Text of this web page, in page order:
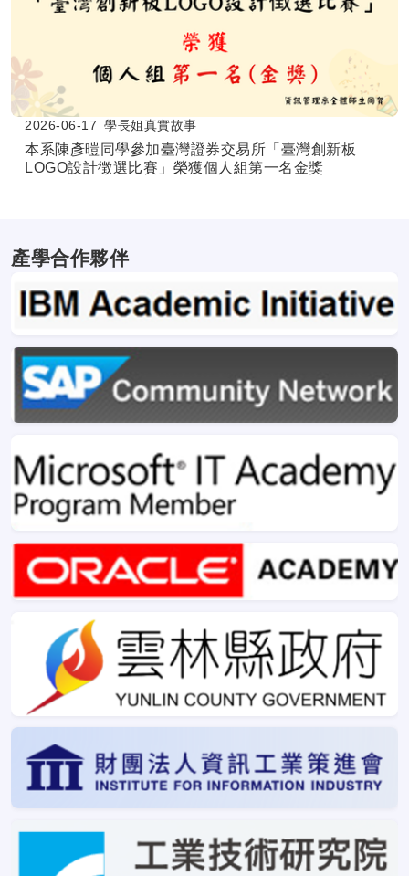
2026-06-17 學長姐真實故事
本系陳彥暟同學參加臺灣證券交易所「臺灣創新板
LOGO設計徴選比賽」榮獲個人組第一名金獎
產學合作夥伴